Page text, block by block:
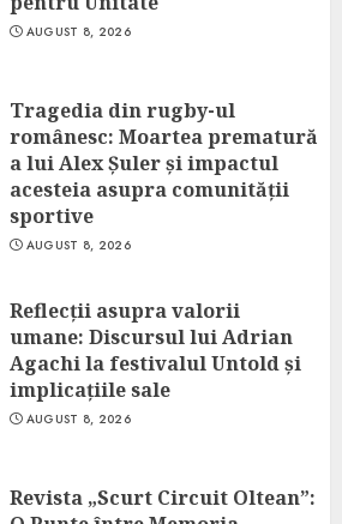
AUGUST 8, 2026
Tragedia din rugby-ul
românesc: Moartea prematură
a lui Alex Șuler și impactul
acesteia asupra comunității
sportive
AUGUST 8, 2026
Reflecții asupra valorii
umane: Discursul lui Adrian
Agachi la festivalul Untold și
implicațiile sale
AUGUST 8, 2026
Revista „Scurt Circuit Oltean”: